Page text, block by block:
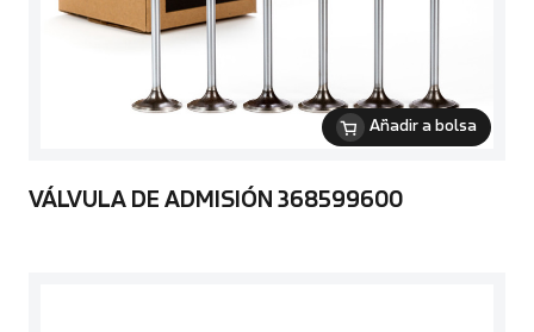
Añadir a bolsa
VÁLVULA DE ADMISIÓN 368599600